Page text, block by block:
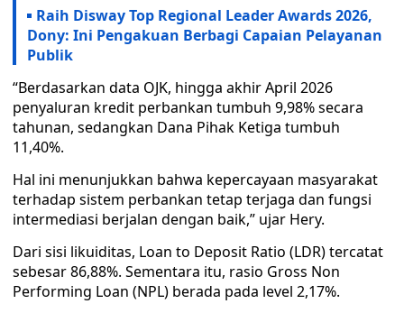
Raih Disway Top Regional Leader Awards 2026,
Dony: Ini Pengakuan Berbagi Capaian Pelayanan
Publik
“Berdasarkan data OJK, hingga akhir April 2026
penyaluran kredit perbankan tumbuh 9,98% secara
tahunan, sedangkan Dana Pihak Ketiga tumbuh
11,40%.
Hal ini menunjukkan bahwa kepercayaan masyarakat
terhadap sistem perbankan tetap terjaga dan fungsi
intermediasi berjalan dengan baik,” ujar Hery.
Dari sisi likuiditas, Loan to Deposit Ratio (LDR) tercatat
sebesar 86,88%. Sementara itu, rasio Gross Non
Performing Loan (NPL) berada pada level 2,17%.